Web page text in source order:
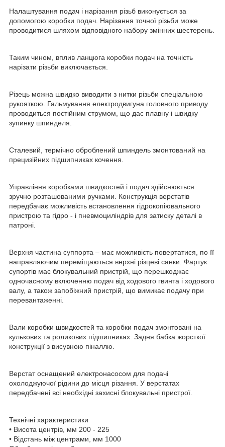
Налаштування подач і нарізання різьб виконується за
допомогою коробки подач. Нарізання точної різьби може
проводитися шляхом відповідного набору змінних шестерень.
Таким чином, вплив ланцюга коробки подач на точність
нарізати різьби виключається.
Різець можна швидко виводити з нитки різьби спеціальною
рукояткою. Гальмування електродвигуна головного приводу
проводиться постійним струмом, що дає плавну і швидку
зупинку шпинделя.
Сталевий, термічно оброблений шпиндель змонтований на
прецизійних підшипниках кочення.
Управління коробками швидкостей і подач здійснюється
зручно розташованими ручками. Конструкція верстатів
передбачає можливість встановлення гідрокопіювального
пристрою та гідро - і пневмоциліндрів для затиску деталі в
патроні.
Верхня частина суппорта – має можливість повертатися, по її
направляючим переміщаються верхні різцеві санки. Фартук
супортів має блокувальний пристрій, що перешкоджає
одночасному включенню подач від ходового гвинта і ходового
валу, а також запобіжний пристрій, що вимикає подачу при
перевантаженні.
Вали коробки швидкостей та коробки подач змонтовані на
кулькових та роликових підшипниках. Задня бабка жорсткої
конструкції з висувною піналлю.
Верстат оснащений електронасосом для подачі
охолоджуючої рідини до місця різання. У верстатах
передбачені всі необхідні захисні блокувальні пристрої.
Технічні характеристики
• Висота центрів, мм 200 - 225
• Відстань між центрами, мм 1000